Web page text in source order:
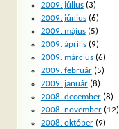
2009. július(3)
2009. június(6)
2009. május(5)
2009. április(9)
2009. március(6)
2009. február(5)
2009. január(8)
2008. december(8)
2008. november(12)
2008. október(9)